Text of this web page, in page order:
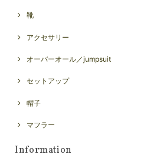
靴
アクセサリー
オーバーオール／jumpsuit
セットアップ
帽子
マフラー
Information